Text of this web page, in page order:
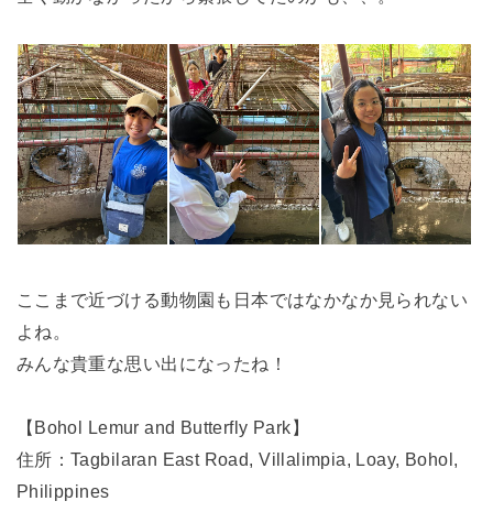
ここまで近づける動物園も日本ではなかなか見られない
よね。
みんな貴重な思い出になったね！
【Bohol Lemur and Butterfly Park】
住所：Tagbilaran East Road, Villalimpia, Loay, Bohol,
Philippines